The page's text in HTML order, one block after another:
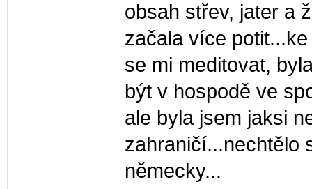
obsah střev, jater a
začala více
se mi meditovat,
být v hospodě ve
ale byla jsem jaksi
zahraničí...nechtělo
německy...